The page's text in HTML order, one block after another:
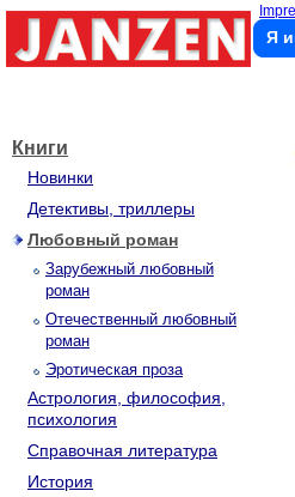
Я
Книги
Новинки
Детективы, триллеры
Любовный роман
Зарубежный любовный
роман
Отечественный любовный
роман
Эротическая проза
Астрология, философия,
психология
Справочная литература
История